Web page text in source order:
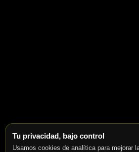
Tu privacidad, bajo control
Usamos cookies de analítica para mejorar